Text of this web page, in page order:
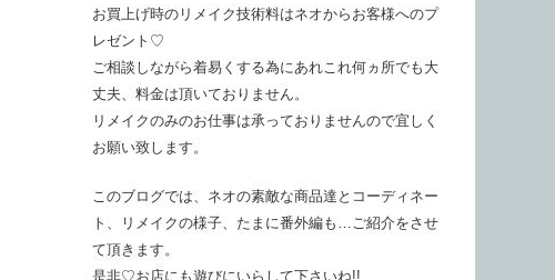
お買上げ時のリメイク技術料はネオからお客様へのプ
レゼント♡
ご相談しながら着易くする為にあれこれ何ヵ所でも大
丈夫、料金は頂いておりません。
リメイクのみのお仕事は承っておりませんので宜しく
お願い致します。
このブログでは、ネオの素敵な商品達とコーディネー
ト、リメイクの様子、たまに番外編も…ご紹介をさせ
て頂きます。
是非♡お店にも遊びにいらして下さいね!!